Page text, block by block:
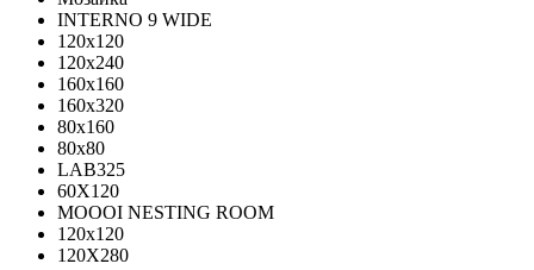
INTERNO 9 WIDE
120x120
120x240
160x160
160x320
80x160
80x80
LAB325
60X120
MOOOI NESTING ROOM
120x120
120Х280